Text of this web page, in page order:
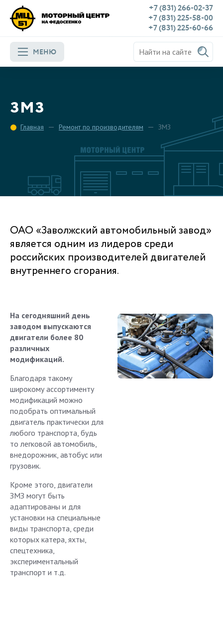
+7 (831) 266-02-37
+7 (831) 225-58-00
+7 (831) 225-60-66
МЕНЮ
ЗМЗ
Главная Ремонт по производителям ЗМЗ
ОАО «Заволжский автомобильный завод»
является одним из лидеров среди
российских производителей двигателей
внутреннего сгорания.
На сегодняшний день
заводом выпускаются
двигатели более 80
различных
модификаций.
Благодаря такому
широкому ассортименту
модификаций можно
подобрать оптимальный
двигатель практически для
любого транспорта, будь
то легковой автомобиль,
внедорожник, автобус или
грузовик.
Кроме этого, двигатели
ЗМЗ могут быть
адаптированы и для
установки на специальные
виды транспорта, среди
которых катера, яхты,
спецтехника,
экспериментальный
транспорт и т.д.